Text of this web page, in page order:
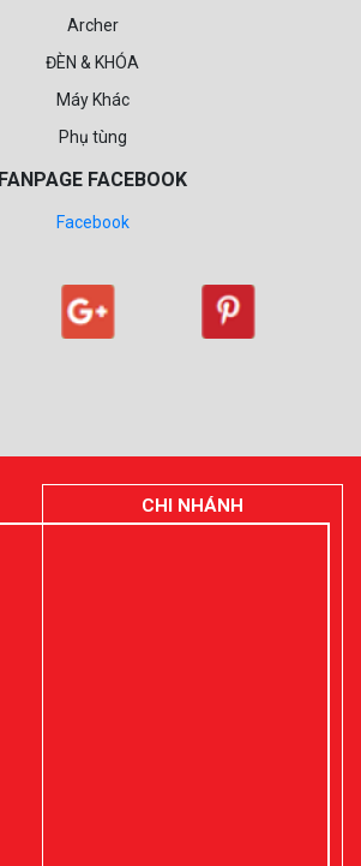
Archer
ĐÈN & KHÓA
Máy Khác
Phụ tùng
FANPAGE FACEBOOK
Facebook
CHI NHÁNH